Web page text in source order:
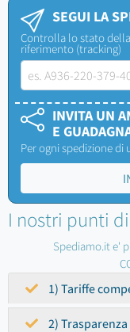
SEGUI LA
Controlla lo stato
riferimento (tracking)
INVITA UN
E
Per ogni spedizione di
I nostri punti
Spediamo.it e'
1) Tariffe
2) Trasparenza